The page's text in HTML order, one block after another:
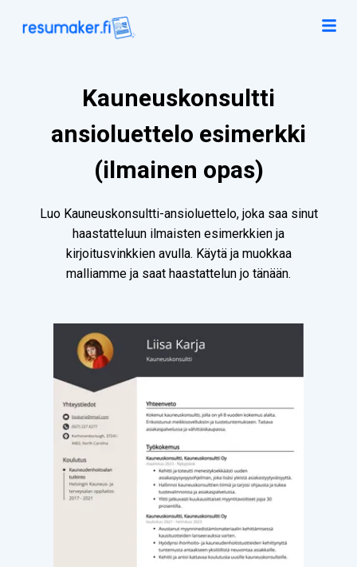
Kauneuskonsultti
ansioluettelo esimerkki
(ilmainen opas)
Luo Kauneuskonsultti-ansioluettelo, joka saa sinut
haastatteluun ilmaisten esimerkkien ja
kirjoitusvinkkien avulla. Käytä ja muokkaa
malliamme ja saat haastattelun jo tänään.